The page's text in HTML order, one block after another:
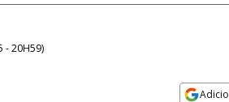
- 20H59)